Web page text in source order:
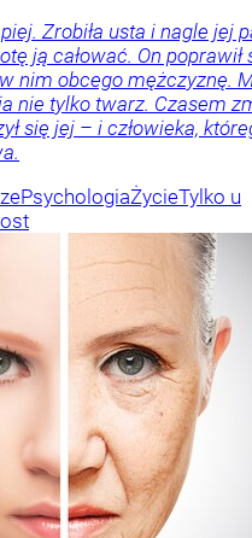
Zrobiła usta i nagle jej
ją całować. On poprawił
nim obcego mężczyznę.
nie tylko twarz. Czasem
się jej – i człowieka,
PsychologiaŻycieTylko u